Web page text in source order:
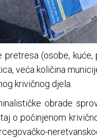
pretresa (osobe,
veća količina
krivičnog djela.
obrade
o počinjenom